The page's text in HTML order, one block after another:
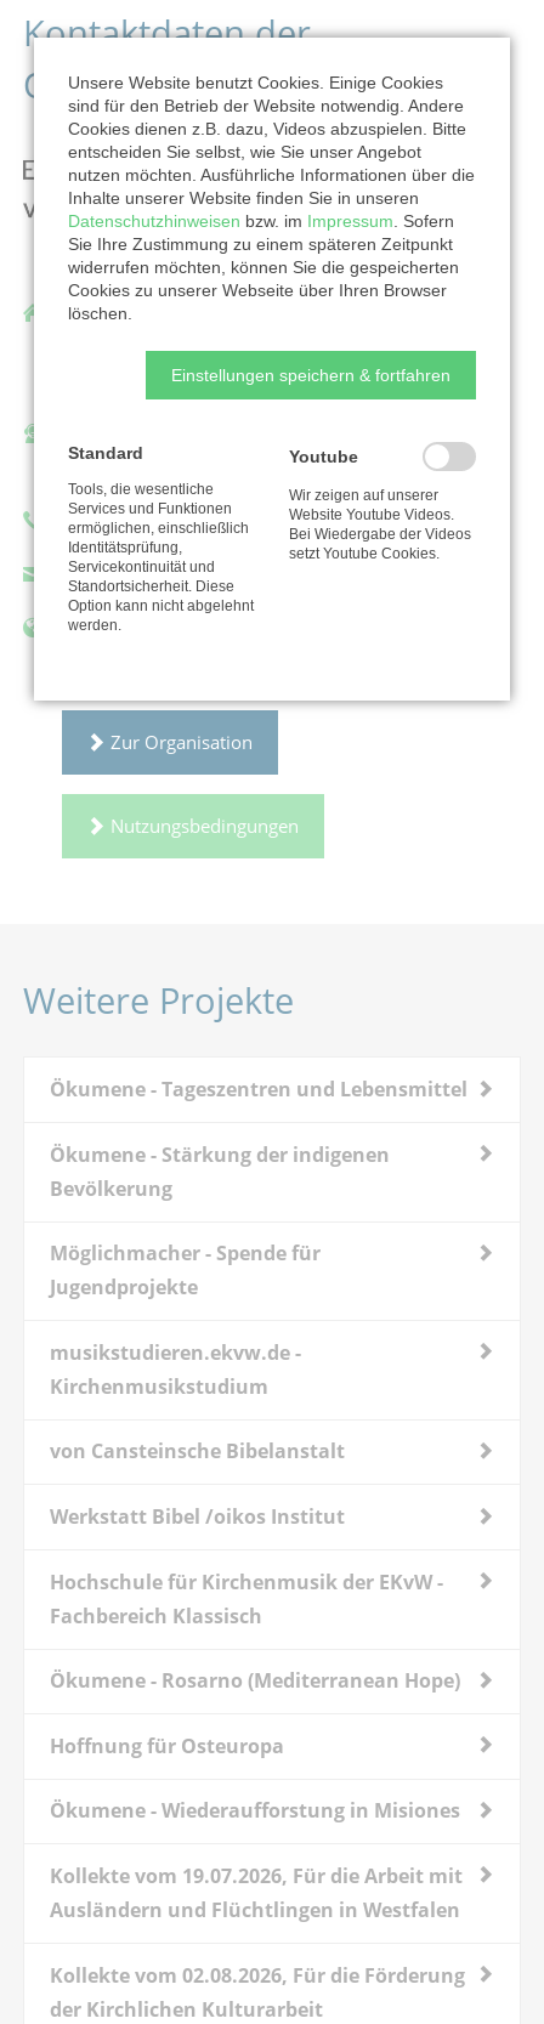
Kontaktdaten der
Organisation
Evangelische Kirche von Westfalen
Altstädter Kirchplatz 5
33602 Bielefeld
Telefon: 0521594364
ulrich.koehler@ekvw.de
https://www.evangelisch-in-westfalen.de
Zur Organisation
Nutzungsbedingungen
Weitere Projekte
Ökumene - Tageszentren und Lebensmittel
Ökumene - Stärkung der indigenen
Bevölkerung
Möglichmacher - Spende für
Jugendprojekte
musikstudieren.ekvw.de -
Kirchenmusikstudium
von Cansteinsche Bibelanstalt
Werkstatt Bibel /oikos Institut
Hochschule für Kirchenmusik der EKvW -
Fachbereich Klassisch
Ökumene - Rosarno (Mediterranean Hope)
Hoffnung für Osteuropa
Ökumene - Wiederaufforstung in Misiones
Kollekte vom 19.07.2026, Für die Arbeit mit
Ausländern und Flüchtlingen in Westfalen
Kollekte vom 02.08.2026, Für die Förderung
der Kirchlichen Kulturarbeit
Unsere Website benutzt Cookies. Einige Cookies
sind für den Betrieb der Website notwendig. Andere
Cookies dienen z.B. dazu, Videos abzuspielen. Bitte
entscheiden Sie selbst, wie Sie unser Angebot
nutzen möchten. Ausführliche Informationen über die
Inhalte unserer Website finden Sie in unseren
Datenschutzhinweisen bzw. im Impressum . Sofern
Sie Ihre Zustimmung zu einem späteren Zeitpunkt
widerrufen möchten, können Sie die gespeicherten
Cookies zu unserer Webseite über Ihren Browser
löschen.
Einstellungen speichern & fortfahren
Standard
Tools, die wesentliche
Services und Funktionen
ermöglichen, einschließlich
Identitätsprüfung,
Servicekontinuität und
Standortsicherheit. Diese
Option kann nicht abgelehnt
werden.
Youtube
Wir zeigen auf unserer
Website Youtube Videos.
Bei Wiedergabe der Videos
setzt Youtube Cookies.